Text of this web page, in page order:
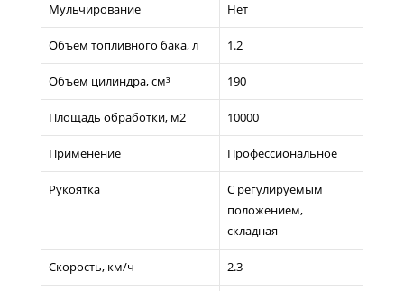
Мульчирование Нет
Объем топливного бака, л 1.2
Объем цилиндра, см³ 190
Площадь обработки, м2 10000
Применение Профессиональное
Рукоятка
С регулируемым
положением,
складная
Скорость, км/ч 2.3